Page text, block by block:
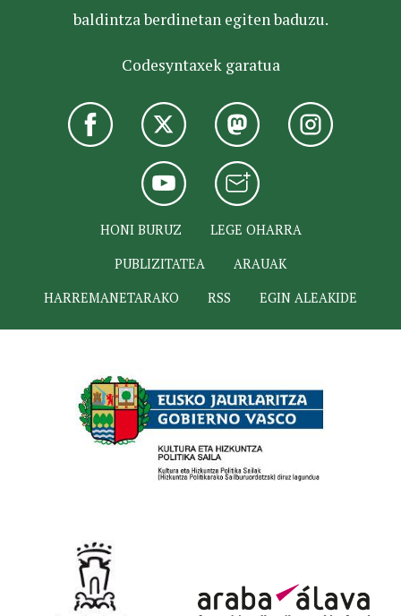
baldintza berdinetan egiten baduzu.
Codesyntaxek garatua
HONI BURUZ
LEGE OHARRA
PUBLIZITATEA
ARAUAK
HARREMANETARAKO
RSS EGIN ALEAKIDE